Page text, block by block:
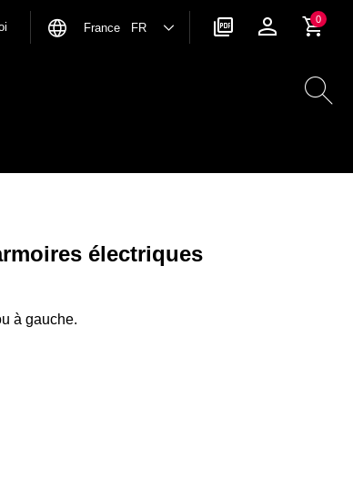
France FR
0
électriques
à gauche.